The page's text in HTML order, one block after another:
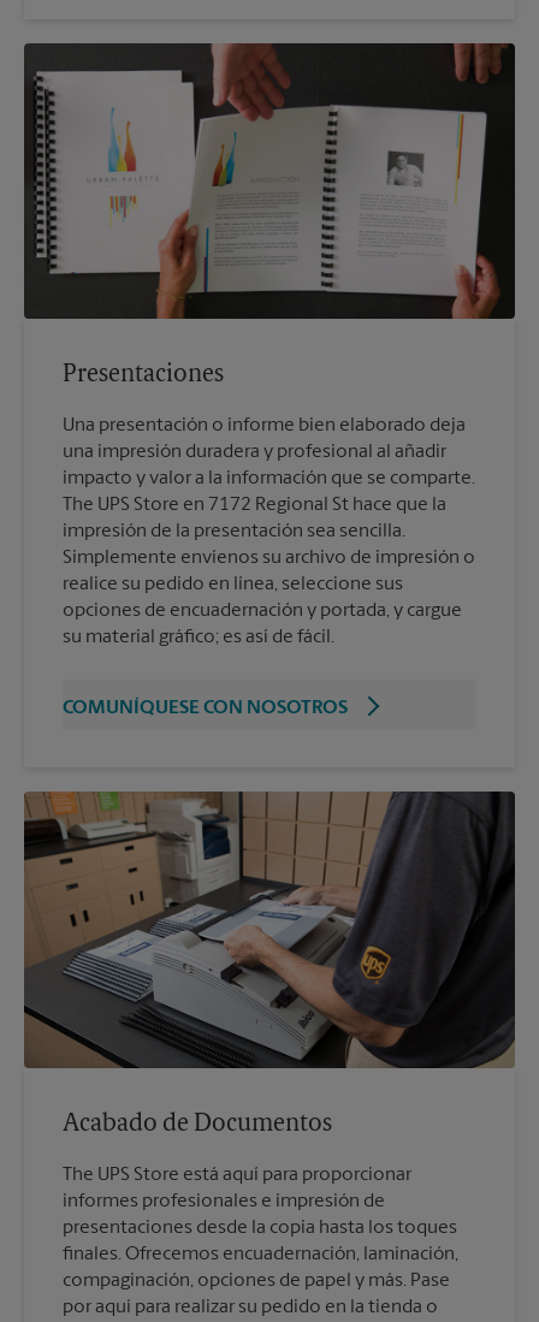
Presentaciones
Una presentación o informe bien elaborado deja
una impresión duradera y profesional al añadir
impacto y valor a la información que se comparte.
The UPS Store en 7172 Regional St hace que la
impresión de la presentación sea sencilla.
Simplemente envíenos su archivo de impresión o
realice su pedido en línea, seleccione sus
opciones de encuadernación y portada, y cargue
su material gráfico; es así de fácil.
COMUNÍQUESE CON NOSOTROS
Acabado de Documentos
The UPS Store está aquí para proporcionar
informes profesionales e impresión de
presentaciones desde la copia hasta los toques
finales. Ofrecemos encuadernación, laminación,
compaginación, opciones de papel y más. Pase
por aquí para realizar su pedido en la tienda o